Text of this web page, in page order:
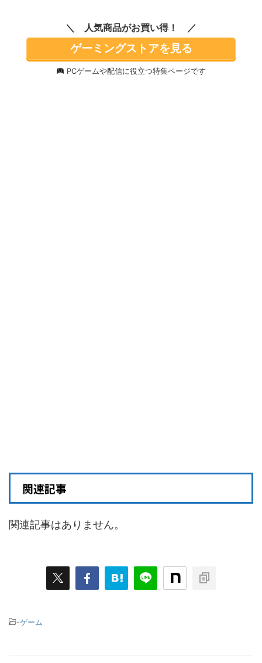
人気商品がお買い得！
ゲーミングストアを見る
PCゲームや配信に役立つ特集ページです
関連記事
関連記事はありません。
-ゲーム